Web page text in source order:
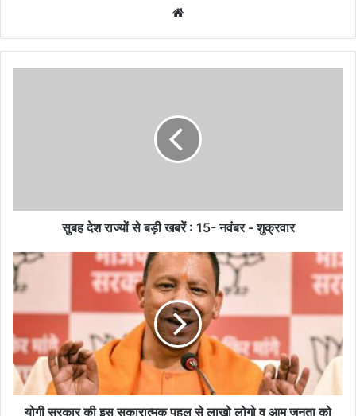
नवंबर
सुबह देश राज्यों से बड़ी खबरें : 15- नवंबर - शुक्रवार
योगी
सरकार
की
इस
पहल
लाखो
लोगो
योगी सरकार की इस सकारात्मक पहल से लाखो लोगो व आम जनता को